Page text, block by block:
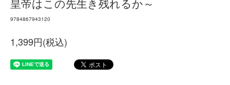
皇帝はこの先生き残れるか～
9784867943120
1,399円(税込)